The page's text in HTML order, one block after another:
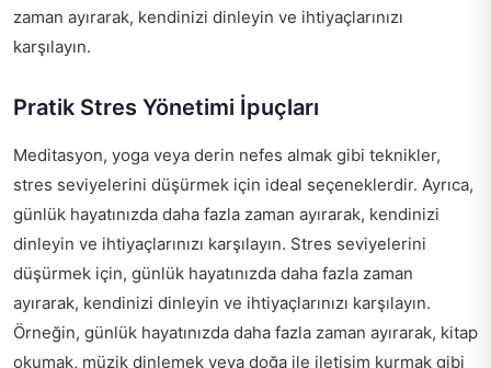
zaman ayırarak, kendinizi dinleyin ve ihtiyaçlarınızı
karşılayın.
Pratik Stres Yönetimi İpuçları
Meditasyon, yoga veya derin nefes almak gibi teknikler,
stres seviyelerini düşürmek için ideal seçeneklerdir. Ayrıca,
günlük hayatınızda daha fazla zaman ayırarak, kendinizi
dinleyin ve ihtiyaçlarınızı karşılayın. Stres seviyelerini
düşürmek için, günlük hayatınızda daha fazla zaman
ayırarak, kendinizi dinleyin ve ihtiyaçlarınızı karşılayın.
Örneğin, günlük hayatınızda daha fazla zaman ayırarak, kitap
okumak, müzik dinlemek veya doğa ile iletişim kurmak gibi